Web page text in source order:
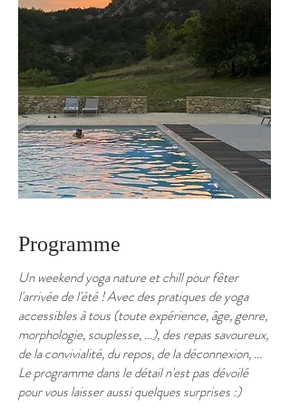
Programme
Un weekend yoga nature et chill pour fêter
l'arrivée de l'été !Avec des pratiques de yoga
accessibles à tous (toute expérience, âge, genre,
morphologie, souplesse, ...), des repas savoureux,
de la convivialité, du repos, de la déconnexion, ...
Le programme dans le détail n'est pas dévoilé
pour vous laisser aussi quelques surprises :)